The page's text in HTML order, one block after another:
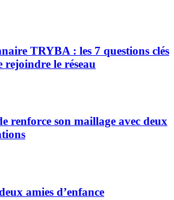
TRYBA : les 7 questions clés
rejoindre le réseau
renforce son maillage avec deux
amies d’enfance